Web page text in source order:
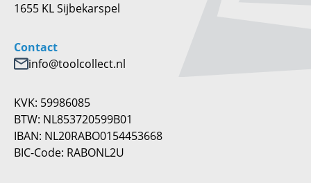
1655 KL Sijbekarspel
Contact
info@toolcollect.nl
KVK: 59986085
BTW: NL853720599B01
IBAN: NL20RABO0154453668
BIC-Code: RABONL2U